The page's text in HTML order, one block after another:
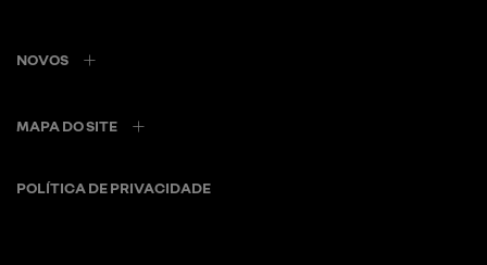
NOVOS
MAPA DO SITE
POLÍTICA DE PRIVACIDADE